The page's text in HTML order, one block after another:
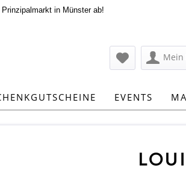
in Münster ab!
Mein
EVENTS